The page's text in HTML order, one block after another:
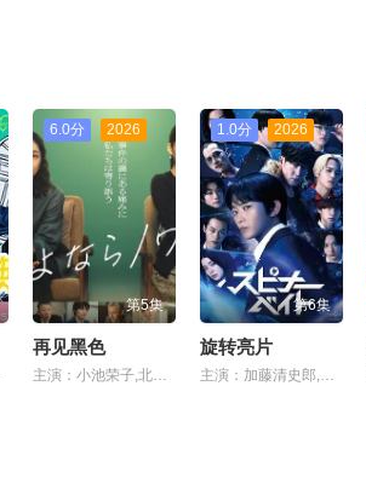
6.0分 2026
第5集
再见黑色
主演：小池荣子,北香那,冈山天音,户田惠子,渡部笃郎
1.0分 2026
第6集
旋转亮片
主演：加藤清史郎,萩原护,奥野壮,高桥侃,伊藤明日阳,桃儿,吉泽要人,骏河太郎,南琴奈,吉田晴登,仲野温,吉村界人